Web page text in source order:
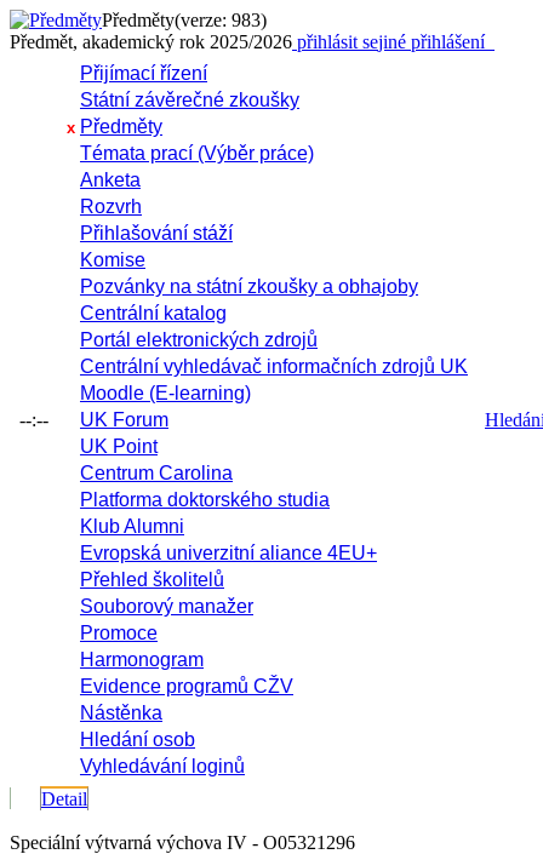
Předměty(verze: 983)
Předmět, akademický rok 2025/2026 přihlásit sejiné přihlášení
--:--
Přijímací řízení
Státní závěrečné zkoušky
x Předměty
Témata prací (Výběr práce)
Anketa
Rozvrh
Přihlašování stáží
Komise
Pozvánky na státní zkoušky a obhajoby
Centrální katalog
Portál elektronických zdrojů
Centrální vyhledávač informačních zdrojů UK
Moodle (E-learning)
UK Forum
UK Point
Centrum Carolina
Platforma doktorského studia
Klub Alumni
Evropská univerzitní aliance 4EU+
Přehled školitelů
Souborový manažer
Promoce
Harmonogram
Evidence programů CŽV
Nástěnka
Hledání osob
Vyhledávání loginů
Detail
Speciální výtvarná výchova IV - O05321296